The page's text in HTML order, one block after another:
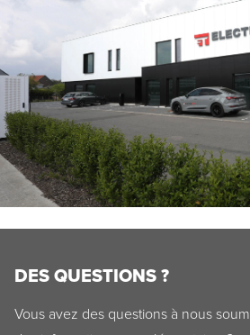
DES QUESTIONS ?
Vous avez des questions à nous